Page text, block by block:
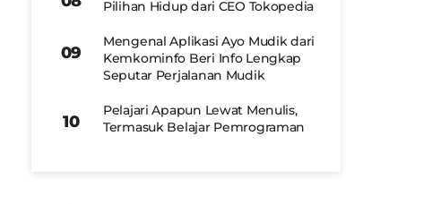
Pilihan Hidup dari CEO Tokopedia
Mengenal Aplikasi Ayo Mudik dari
Kemkominfo Beri Info Lengkap
Seputar Perjalanan Mudik
Pelajari Apapun Lewat Menulis,
Termasuk Belajar Pemrograman